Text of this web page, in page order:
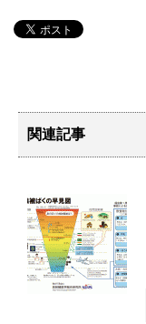
関連記事